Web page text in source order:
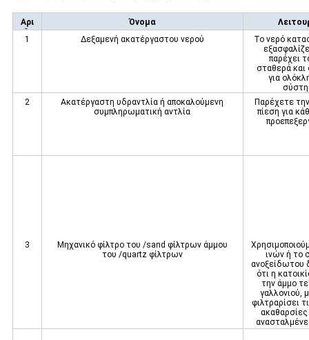
Αρι
θ.
Όνομα
1
Δεξαμενή ακατέργαστου νερού
Το νερό
παρέχει
σταθερά
για
2
Ακατέργαστη υδραντλία ή αποκαλούμενη
συμπληρωματική αντλία
Παρέχετε
πίεση για
3
Μηχανικό φίλτρο του /sand φίλτρων άμμου
του /quartz φίλτρων
ινών ή το
ανοξείδωτου
ότι η
την άμμο
γαλλονιού,
φιλτραρίσει